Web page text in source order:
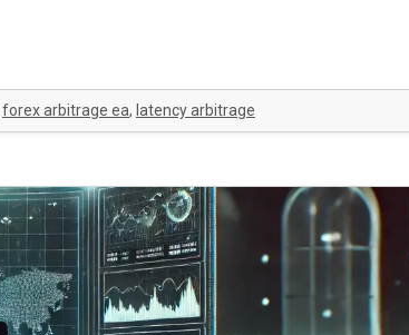
forex arbitrage ea, latency arbitrage